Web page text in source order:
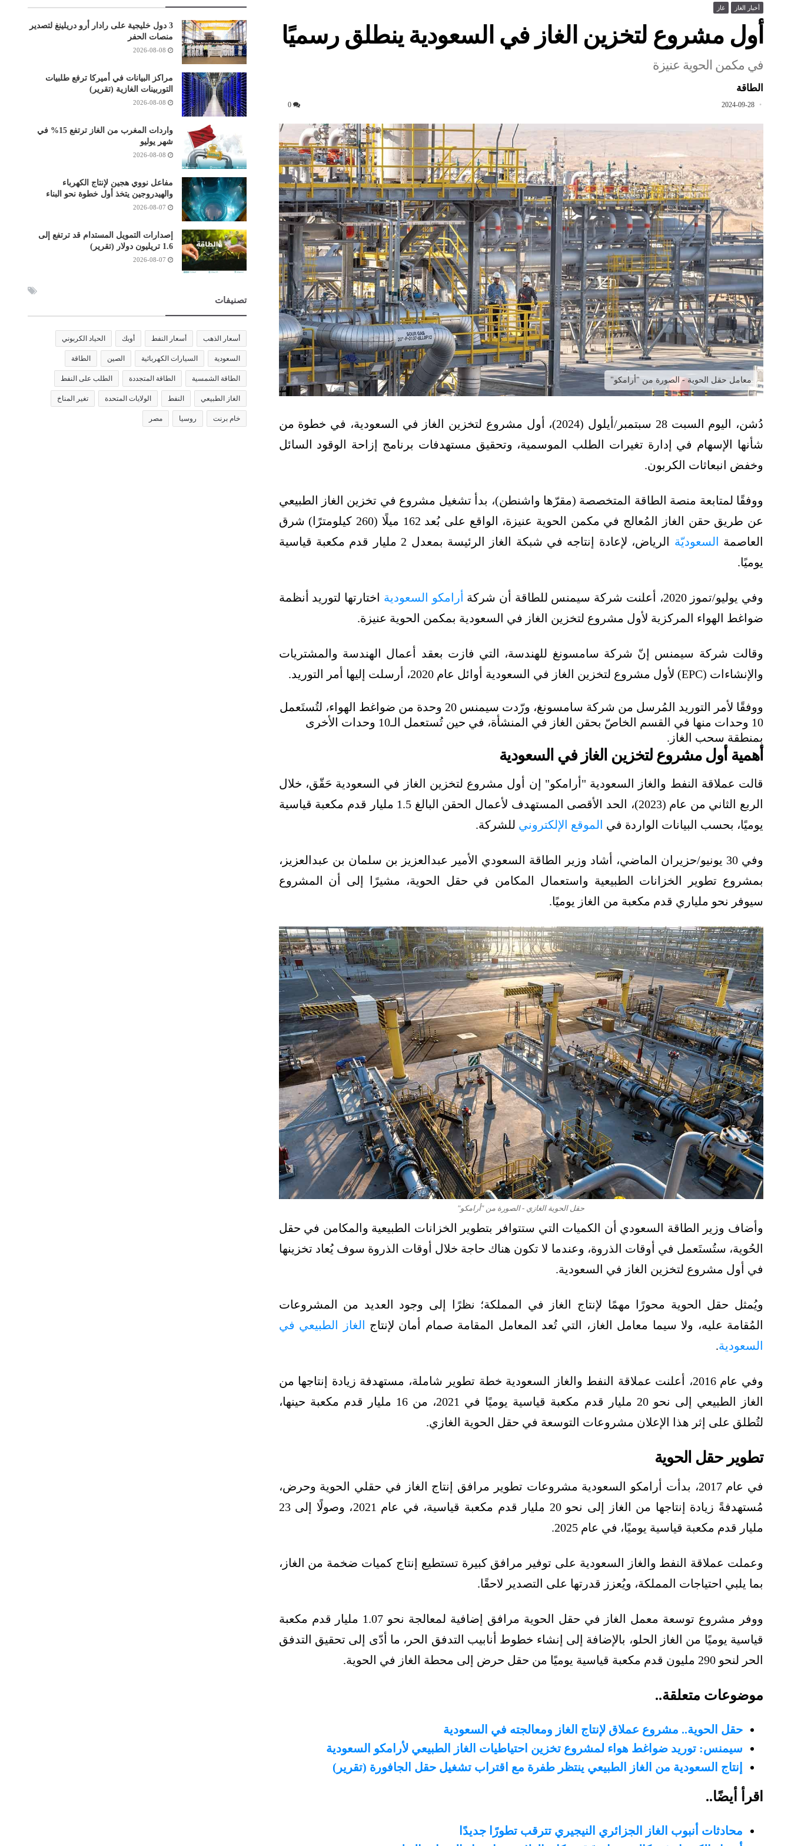
أخبار الغاز غاز
أول مشروع لتخزين الغاز في السعودية ينطلق رسميًا
في مكمن الحوية عنيزة
الطاقة
2024-09-28
0
معامل حقل الحوية - الصورة من "أرامكو"
دُشن، اليوم السبت 28 سبتمبر/أيلول (2024)، أول مشروع لتخزين الغاز في السعودية، في خطوة من
شأنها الإسهام في إدارة تغيرات الطلب الموسمية، وتحقيق مستهدفات برنامج إزاحة الوقود السائل
وخفض انبعاثات الكربون.
‏ووفقًا لمتابعة منصة الطاقة المتخصصة (مقرّها واشنطن)، بدأ تشغيل مشروع في تخزين الغاز الطبيعي
عن طريق حقن الغاز المُعالج في مكمن الحوية عنيزة، الواقع على بُعد 162 ميلًا (260 كيلومترًا) شرق
العاصمة
السعوديّة
الرياض، لإعادة إنتاجه في شبكة الغاز الرئيسة بمعدل 2 مليار قدم مكعبة قياسية
يوميًا.
وفي يوليو/تموز 2020، أعلنت شركة سيمنس للطاقة أن شركة أرامكو السعودية اختارتها لتوريد أنظمة
ضواغط الهواء المركزية لأول مشروع لتخزين الغاز في السعودية بمكمن الحوية عنيزة.
وقالت شركة سيمنس إنّ شركة سامسونغ للهندسة، التي فازت بعقد أعمال الهندسة والمشتريات
والإنشاءات (EPC) لأول مشروع لتخزين الغاز في السعودية أوائل عام 2020، أرسلت إليها أمر التوريد.
ووفقًا لأمر التوريد المُرسل من شركة سامسونغ، ورّدت سيمنس 20 وحدة من ضواغط الهواء، لتُستَعمل
10 وحدات منها في القسم الخاصّ بحقن الغاز في المنشأة، في حين تُستعمل الـ10 وحدات الأخرى
بمنطقة سحب الغاز.
أهمية أول مشروع لتخزين الغاز في السعودية
قالت عملاقة النفط والغاز السعودية "أرامكو" إن أول مشروع لتخزين الغاز في السعودية حَقّق، خلال
الربع الثاني من عام (2023)، الحد الأقصى المستهدف لأعمال الحقن البالغ 1.5 مليار قدم مكعبة قياسية
يوميًا، بحسب البيانات الواردة في الموقع الإلكتروني للشركة.
وفي 30 يونيو/حزيران الماضي، أشاد وزير الطاقة السعودي الأمير عبدالعزيز بن سلمان بن عبدالعزيز،
بمشروع تطوير الخزانات الطبيعية واستعمال المكامن في حقل الحوية، مشيرًا إلى أن المشروع
سيوفر نحو ملياري قدم مكعبة من الغاز يوميًا.
حقل الحوية الغازي - الصورة من "أرامكو"
وأضاف وزير الطاقة السعودي أن الكميات التي ستتوافر بتطوير الخزانات الطبيعية والمكامن في حقل
الحُوية، ستُستَعمل في أوقات الذروة، وعندما لا تكون هناك حاجة خلال أوقات الذروة سوف يُعاد تخزينها
في أول مشروع لتخزين الغاز في السعودية.
ويُمثل حقل الحوية محورًا مهمًا لإنتاج الغاز في المملكة؛ نظرًا إلى وجود العديد من المشروعات
المُقامة عليه، ولا سيما معامل الغاز، التي تُعد المعامل المقامة صمام أمان لإنتاج
الغاز الطبيعي في
السعودية.
وفي عام 2016، أعلنت عملاقة النفط والغاز السعودية خطة تطوير شاملة، مستهدفة زيادة إنتاجها من
الغاز الطبيعي إلى نحو 20 مليار قدم مكعبة قياسية يوميًا في 2021، من 16 مليار قدم مكعبة حينها،
لتُطلق على إثر هذا الإعلان مشروعات التوسعة في حقل الحوية الغازي.
تطوير حقل الحوية
في عام 2017، بدأت أرامكو السعودية مشروعات تطوير مرافق إنتاج الغاز في حقلي الحوية وحرض،
مُستهدفةً زيادة إنتاجها من الغاز إلى نحو 20 مليار قدم مكعبة قياسية، في عام 2021، وصولًا إلى 23
مليار قدم مكعبة قياسية يوميًا، في عام 2025.
وعملت عملاقة النفط والغاز السعودية على توفير مرافق كبيرة تستطيع إنتاج كميات ضخمة من الغاز،
بما يلبي احتياجات المملكة، ويُعزز قدرتها على التصدير لاحقًا.
ووفر مشروع توسعة معمل الغاز في حقل الحوية مرافق إضافية لمعالجة نحو 1.07 مليار قدم مكعبة
قياسية يوميًا من الغاز الحلو، بالإضافة إلى إنشاء خطوط أنابيب التدفق الحر، ما أدّى إلى تحقيق التدفق
الحر لنحو 290 مليون قدم مكعبة قياسية يوميًا من حقل حرض إلى محطة الغاز في الحوية.
موضوعات متعلقة..
حقل الحوية.. مشروع عملاق لإنتاج الغاز ومعالجته في السعودية
سيمنس: توريد ضواغط هواء لمشروع تخزين احتياطيات الغاز الطبيعي لأرامكو السعودية
إنتاج السعودية من الغاز الطبيعي ينتظر طفرة مع اقتراب تشغيل حقل الجافورة (تقرير)
اقرأ أيضًا..
محادثات أنبوب الغاز الجزائري النيجيري تترقب تطورًا جديدًا
3 دول خليجية على رادار أرو دريلينغ لتصدير
منصات الحفر
2026-08-08
مراكز البيانات في أميركا ترفع طلبيات
التوربينات الغازية (تقرير)
2026-08-08
واردات المغرب من الغاز ترتفع 15% في
شهر يوليو
2026-08-08
مفاعل نووي هجين لإنتاج الكهرباء
والهيدروجين يتخذ أول خطوة نحو البناء
2026-08-07
إصدارات التمويل المستدام قد ترتفع إلى
1.6 تريليون دولار (تقرير)
2026-08-07
تصنيفات
أسعار الذهب أسعار النفط أوبك الحياد الكربوني
السعودية السيارات الكهربائية الصين الطاقة
الطاقة الشمسية الطاقة المتجددة الطلب على النفط
الغاز الطبيعي النفط الولايات المتحدة تغير المناخ
خام برنت روسيا مصر